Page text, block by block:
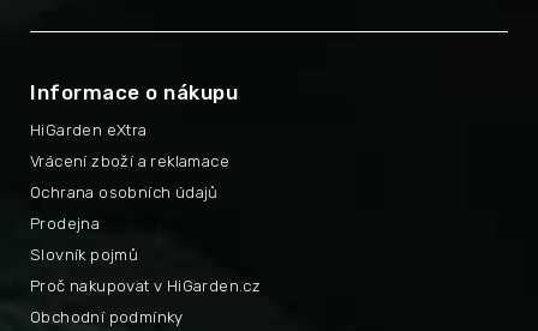
Informace o nákupu
HiGarden eXtra
Proč nakupovat v HiGarden.cz
Vrácení zboží a reklamace
Obchodní podmínky
Ochrana osobních údajů
Prodejna
Slovník pojmů